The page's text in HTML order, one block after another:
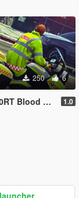
250 6
Bike [RESKIN] 1.0